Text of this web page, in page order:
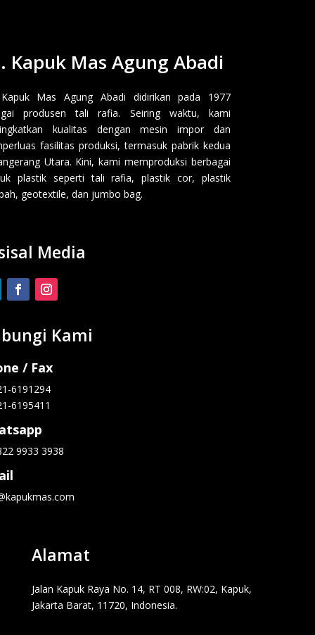
Kapuk Mas Agung Abadi
Mas Agung Abadi didirikan pada 1977
produsen tali rafia. Seiring waktu, kami
kualitas dengan mesin impor dan
fasilitas produksi, termasuk pabrik kedua
Utara. Kini, kami memproduksi berbagai
plastik seperti tali rafia, plastik cor, plastik
geotextile, dan jumbo bag.
Media
Kami
/ Fax
6191294
6195411
9933 3938
Alamat
Jalan Kapuk Raya No. 14, RT 008, RW:02, Kapuk,
Jakarta Barat, 11720, Indonesia.